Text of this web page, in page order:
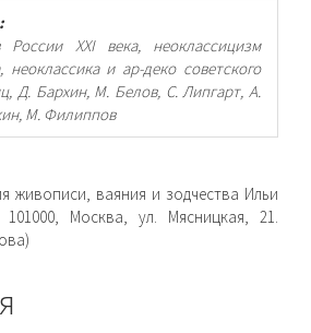
России XXI века, неоклассицизм
неоклассика и ар-деко советского
Д. Бархин, М. Белов, С. Липгарт, А.
М. Филиппов
живописи, ваяния и зодчества Ильи
101000, Москва, ул. Мясницкая, 21.